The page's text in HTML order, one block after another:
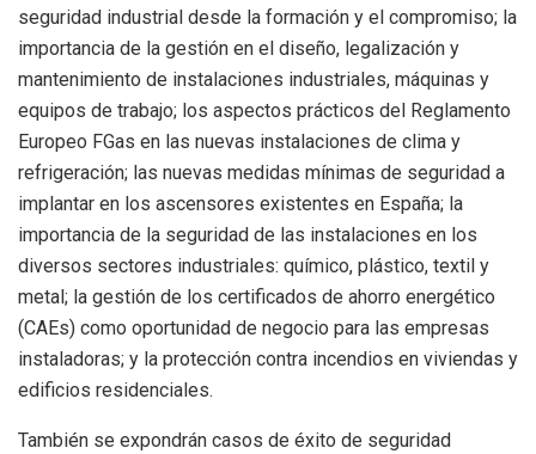
seguridad industrial desde la formación y el compromiso; la
importancia de la gestión en el diseño, legalización y
mantenimiento de instalaciones industriales, máquinas y
equipos de trabajo; los aspectos prácticos del Reglamento
Europeo FGas en las nuevas instalaciones de clima y
refrigeración; las nuevas medidas mínimas de seguridad a
implantar en los ascensores existentes en España; la
importancia de la seguridad de las instalaciones en los
diversos sectores industriales: químico, plástico, textil y
metal; la gestión de los certificados de ahorro energético
(CAEs) como oportunidad de negocio para las empresas
instaladoras; y la protección contra incendios en viviendas y
edificios residenciales.
También se expondrán casos de éxito de seguridad